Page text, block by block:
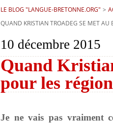
LE BLOG "LANGUE-BRETONNE.ORG" >
QUAND KRISTIAN TROADEG SE MET AU
10 décembre 2015
Quand
pour les
Je ne vais pas vraiment